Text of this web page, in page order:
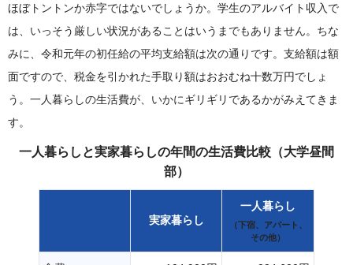
ほぼトントンか赤字ではないでしょうか。学生のアルバイト収入で
は、いっそう厳しい状況があることはいうまでもありません。ちな
みに、令和元年の初任給の平均支給額は次の通りです。支給額は額
面ですので、税金を引かれた手取り額はおおむね十数万円でしょ
う。一人暮らしの生活費が、いかにギリギリであるかがみえてきま
す。
一人暮らしと実家暮らしの年間の生活費比較（大学昼間
部）
実家暮らし
一人暮らし
（下宿、アパート、
その他）